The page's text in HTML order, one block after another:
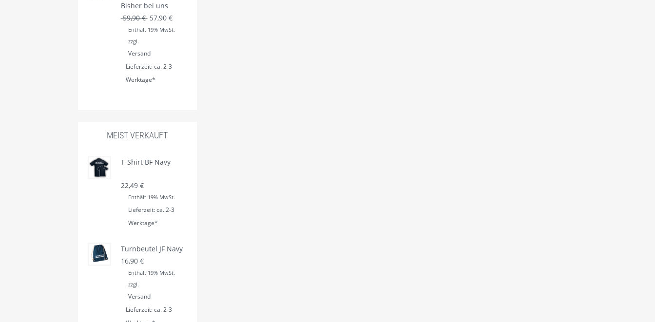
Bisher bei uns
59,90€ Ursprünglicher Preis war: 59,90 €
57,90 €Aktueller Preis ist: 57,90 €.
Enthält 19% MwSt.
zzgl.
Versand
Lieferzeit: ca. 2-3
Werktage*
MEIST VERKAUFT
T-Shirt BF Navy
22,49 €
Enthält 19% MwSt.
Lieferzeit: ca. 2-3
Werktage*
Turnbeutel JF Navy
16,90 €
Enthält 19% MwSt.
zzgl.
Versand
Lieferzeit: ca. 2-3